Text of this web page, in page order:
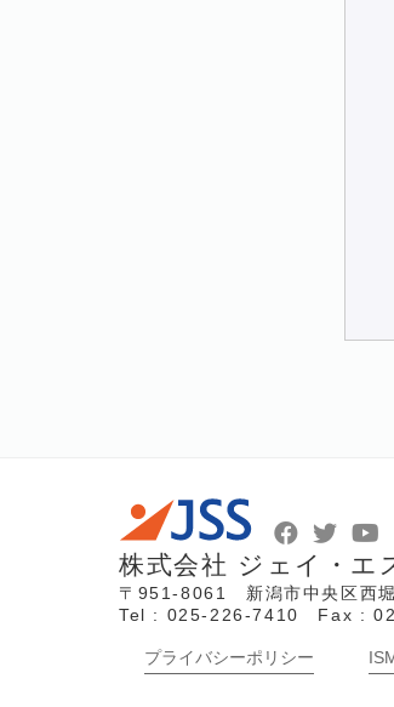
株式会社 ジェイ・エ
〒951-8061 新潟市中央区西
Tel : 025-226-7410 Fax :
プライバシーポリシー